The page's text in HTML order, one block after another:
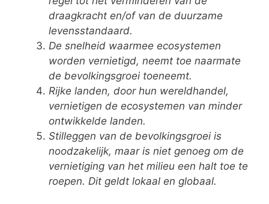
draagkracht en/of van de duurzame
levensstandaard.
De snelheid waarmee ecosystemen
worden vernietigd, neemt toe naarmate
de bevolkingsgroei toeneemt.
Rijke landen, door hun wereldhandel,
vernietigen de ecosystemen van minder
ontwikkelde landen.
Stilleggen van de bevolkingsgroei is
noodzakelijk, maar is niet genoeg om de
vernietiging van het milieu een halt toe te
roepen. Dit geldt lokaal en globaal.